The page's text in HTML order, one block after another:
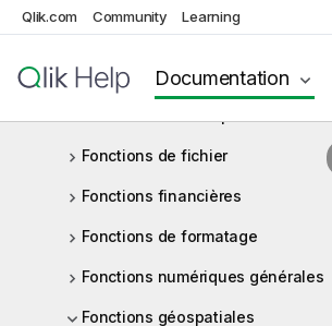
Qlik.com Community Learning
Documentation
Fonctions de date et heure
logarithmiques
Fonctions de fichier
Fonctions financières
Fonctions de formatage
Fonctions numériques générales
Fonctions géospatiales